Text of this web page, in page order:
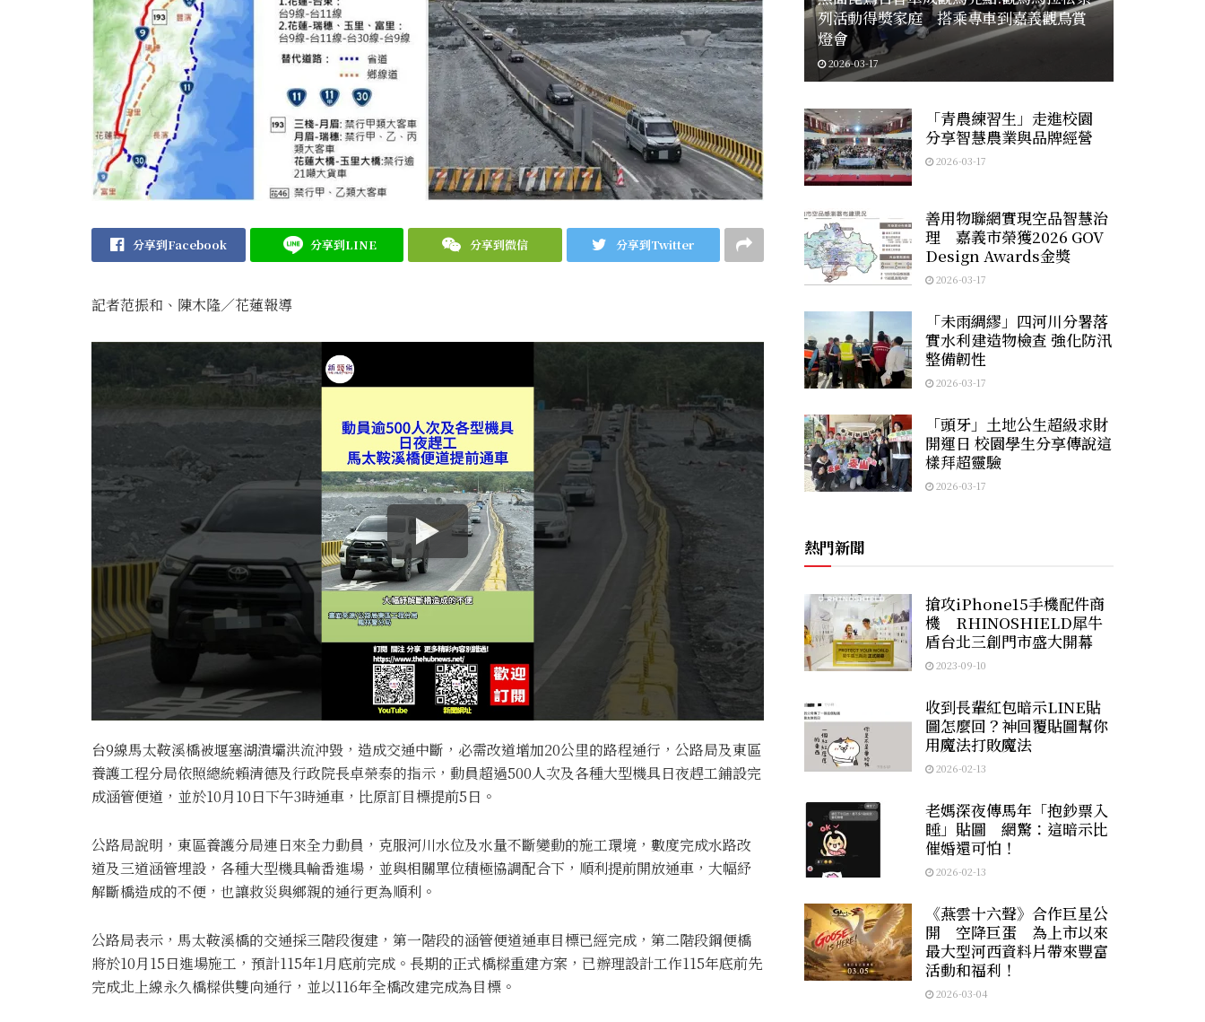
分享到Facebook 分享到LINE 分享到微信 分享到Twitter
記者范振和、陳木隆∕花蓮報導
台9線馬太鞍溪橋被堰塞湖潰壩洪流沖毀，造成交通中斷，必需改道增加20公里的路程通行，公路局及東區
養護工程分局依照總統賴清德及行政院長卓榮泰的指示，動員超過500人次及各種大型機具日夜趕工鋪設完
成涵管便道，並於10月10日下午3時通車，比原訂目標提前5日。
公路局說明，東區養護分局連日來全力動員，克服河川水位及水量不斷變動的施工環境，數度完成水路改
道及三道涵管埋設，各種大型機具輪番進場，並與相關單位積極協調配合下，順利提前開放通車，大幅紓
解斷橋造成的不便，也讓救災與鄉親的通行更為順利。
公路局表示，馬太鞍溪橋的交通採三階段復建，第一階段的涵管便道通車目標已經完成，第二階段鋼便橋
將於10月15日進場施工，預計115年1月底前完成。長期的正式橋樑重建方案，已辦理設計工作115年底前先
完成北上線永久橋樑供雙向通行，並以116年全橋改建完成為目標。
列活動得獎家庭 搭乘專車到嘉義觀鳥賞
燈會
2026-03-17
「青農練習生」走進校園
分享智慧農業與品牌經營
2026-03-17
善用物聯網實現空品智慧治
理 嘉義市榮獲2026 GOV
Design Awards金獎
2026-03-17
「未雨綢繆」四河川分署落
實水利建造物檢查 強化防汛
整備韌性
2026-03-17
「頭牙」土地公生超級求財
開運日 校園學生分享傳說這
樣拜超靈驗
2026-03-17
熱門新聞
搶攻iPhone15手機配件商
機 RHINOSHIELD犀牛
盾台北三創門市盛大開幕
2023-09-10
收到長輩紅包暗示LINE貼
圖怎麼回？神回覆貼圖幫你
用魔法打敗魔法
2026-02-13
老媽深夜傳馬年「抱鈔票入
睡」貼圖 網驚：這暗示比
催婚還可怕！
2026-02-13
《燕雲十六聲》合作巨星公
開 空降巨蛋 為上市以來
最大型河西資料片帶來豐富
活動和福利！
2026-03-04